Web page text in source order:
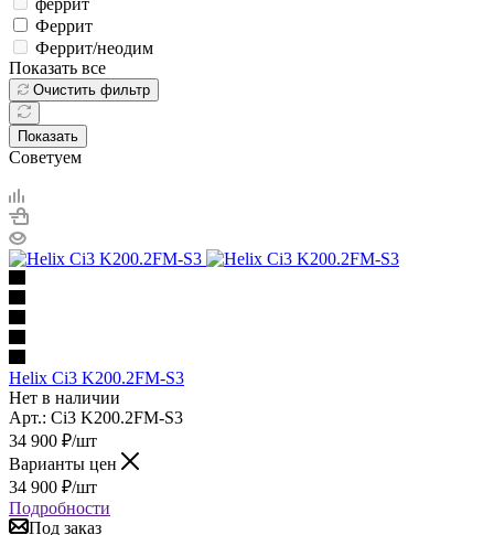
феррит
Феррит
Феррит/неодим
Показать все
Очистить фильтр
Показать
Советуем
Helix Ci3 K200.2FM-S3
Нет в наличии
Арт.: Ci3 K200.2FM-S3
34 900 ₽/шт
Варианты цен
34 900 ₽/шт
Подробности
Под заказ